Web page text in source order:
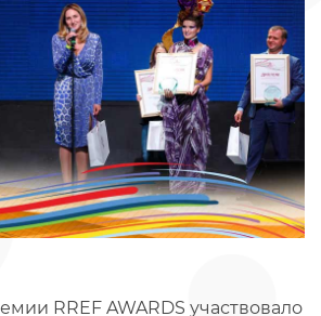
RREF AWARDS участвовало